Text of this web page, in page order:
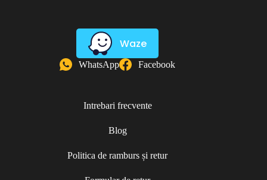
Waze
WhatsApp Facebook
Intrebari frecvente
Blog
Politica de ramburs și retur